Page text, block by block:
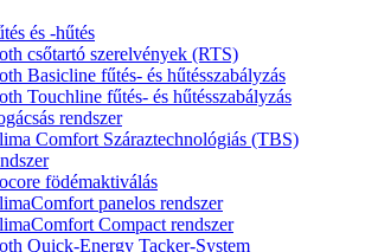
és -hűtés
csőtartó szerelvények (RTS)
Basicline fűtés- és hűtésszabályzás
Touchline fűtés- és hűtésszabályzás
rendszer
Comfort Száraztechnológiás (TBS)
födémaktiválás
panelos rendszer
Compact rendszer
Quick-Energy Tacker-System